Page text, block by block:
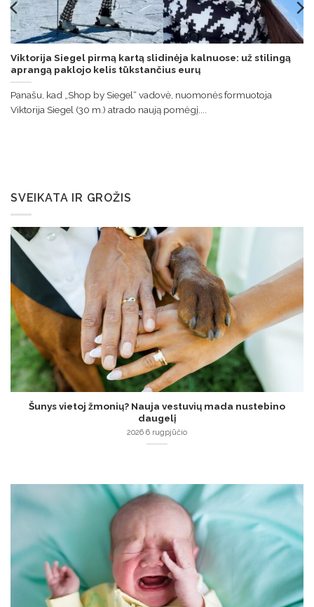
Viktorija Siegel pirmą kartą slidinėja kalnuose: už stilingą
aprangą paklojo kelis tūkstančius eurų
Panašu, kad „Shop by Siegel“ vadovė, nuomonės formuotoja
Viktorija Siegel (30 m.) atrado naują pomėgį....
SVEIKATA IR GROŽIS
Šunys vietoj žmonių? Nauja vestuvių mada nustebino
daugelį
2026 6 rugpjūčio